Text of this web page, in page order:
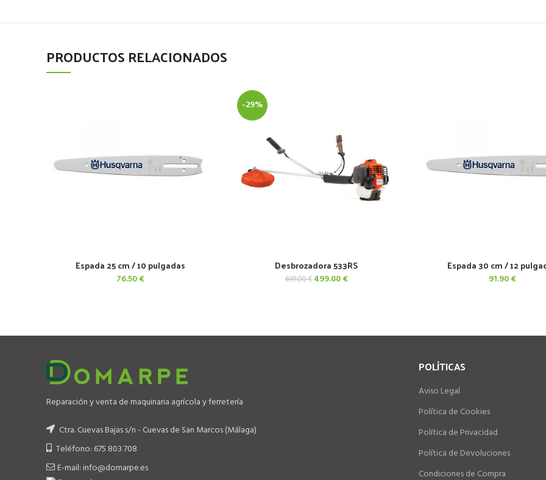
PRODUCTOS RELACIONADOS
AÑADIR AL CARRITO
Espada 25 cm / 10 pulgadas
76.50€
-29%
AÑADIR AL CARRITO
Desbrozadora 533RS
699.00€ El
499.00€El
AÑADIR AL CARRITO
Espada 30 cm / 12
91.90€
Reparación y venta de maquinaria agrícola y ferretería
Ctra. Cuevas Bajas s/n - Cuevas de San Marcos (Málaga)
Teléfono: 675 803 708
E-mail: info@domarpe.es
POLÍTICAS
Aviso Legal
Política de Cookies
Política de Privacidad
Política de Devoluciones
Condiciones de Compra